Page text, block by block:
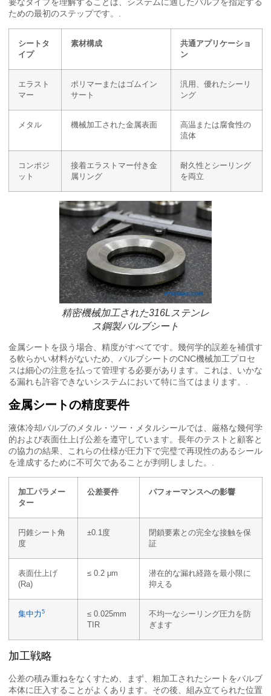
要なタイプを理解することは、システムに適したバルブを指定する
ための最初のステップです。.
シートタ
イプ
素材構成
共通アプリケーショ
ン
エラスト
マー
ポリマーまたはゴムイン
サート
汎用、優れたシーリ
ング
メタル 機械加工された金属表面
高温または腐食性の
流体
コンポジ
ット
接着エラストマー付き金
属リング
耐久性とシーリング
を両立
精密機械加工された316Lステンレ
ス鋼製バルブシート
金属シートを扱う場合、精度がすべてです。幾何学的誤差を補償す
る軟らかい材料がないため、バルブシートのCNC機械加工プロセ
スは細心の注意を払って管理する必要があります。これは、いかな
る漏れも許容できないシステムにおいて特に当てはまります。.
金属シートの精度要件
液体冷却バルブのメタル・ツー・メタルシールでは、厳格な幾何学
的および表面仕上げ公差を遵守しています。長年のテストと顧客と
の協力の結果、これらの仕様が圧力下で完璧で再現性のあるシール
を達成するために不可欠であることが判明しました。.
加工パラメー
ター
公差要件 パフォーマンスへの影響
円錐シート角
度
±0.1度
閉鎖要素との完全な接触を保
証
表面仕上げ
(Ra)
≤ 0.2 μm
潜在的な漏れ経路を最小限に
抑える
集中力5
≤ 0.025mm
TIR
不均一なシーリング圧力を防
ぎます
加工戦略
公差の積み重ねをなくすため、まず、粗加工されたシートをバルブ
本体に圧入することがよくあります。その後、組み立てられた位置